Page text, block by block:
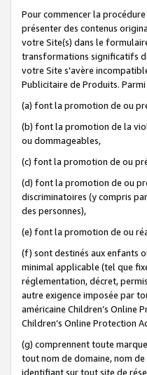
Pour commencer la
présenter des contenus
votre Site(s) dans le
transformations significatifs
votre Site s'avère
Publicitaire de Produits.
(a) font la promotion de ou
(b) font la promotion de la
ou dommageables,
(c) font la promotion de ou
(d) font la promotion de ou
discriminatoires (y compris
des personnes),
(e) font la promotion de ou
(f) sont destinés aux enfants
minimal applicable (tel que
réglementation, décret,
autre exigence imposée par
américaine Children’s
Children’s Online Protection
(g) comprennent toute
tout nom de domaine, nom
identifiant sur tout site de